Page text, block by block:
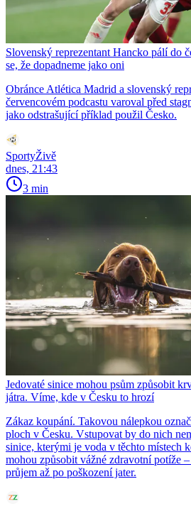
Slovenský reprezentant Hancko pálí do
se, že dopadneme jako oni
Obránce Atlética Madrid a slovenský
červencovém podcastu varoval před
jako odstrašující příklad použil Česko.
SportyŽivě
dnes, 21:43
3 min
Jedovaté sinice mohou psům způsobit
játra. Víme, kde v Česku to hrozí
Zákaz koupání. Takovou nálepkou
ploch v Česku. Vstupovat by do nich
sinice, kterými je voda v těchto místech
mohou způsobit vážné zdravotní potíže
průjem až po poškození jater.